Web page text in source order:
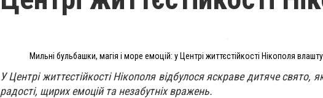
Мильні бульбашки, магія і море емоцій: у Центрі життєстійкості Нікополя
У Центрі життєстійкості Нікополя відбулося яскраве дитяче свято,
радості, щирих емоцій та незабутніх вражень.